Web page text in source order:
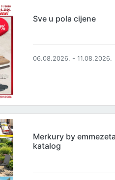
Sve u pola cijene
06.08.2026. - 11.08.2026.
Merkury by emmezeta
katalog